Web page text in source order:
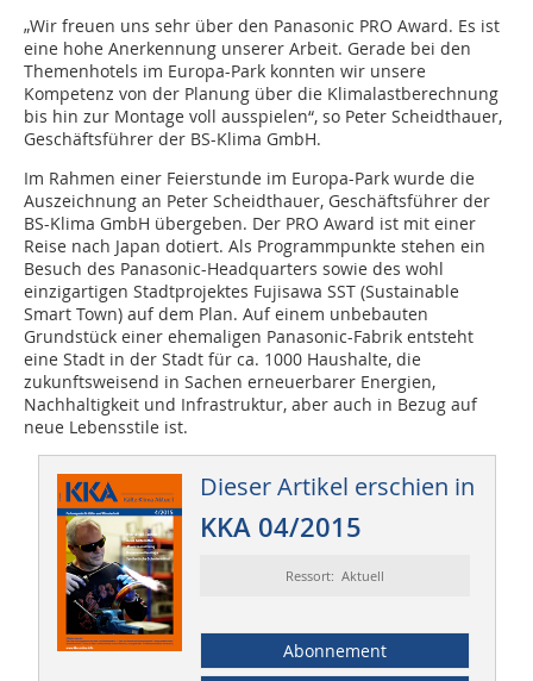
„Wir freuen uns sehr über den Panasonic PRO Award. Es ist
eine hohe Anerkennung unserer Arbeit. Gerade bei den
Themenhotels im Europa-Park konnten wir unsere
Kompetenz von der Planung über die Klimalastberechnung
bis hin zur Montage voll ausspielen“, so Peter Scheidthauer,
Geschäftsführer der BS-Klima GmbH.
Im Rahmen einer Feierstunde im Europa-Park wurde die
Auszeichnung an Peter Scheidthauer, Geschäftsführer der
BS-Klima GmbH übergeben. Der PRO Award ist mit einer
Reise nach Japan dotiert. Als Programmpunkte stehen ein
Besuch des Panasonic-Headquarters sowie des wohl
einzigartigen Stadtprojektes Fujisawa SST (Sustainable
Smart Town) auf dem Plan. Auf einem unbebauten
Grundstück einer ehemaligen Panasonic-Fabrik entsteht
eine Stadt in der Stadt für ca. 1000 Haushalte, die
zukunftsweisend in Sachen erneuerbarer Energien,
Nachhaltigkeit und Infrastruktur, aber auch in Bezug auf
neue Lebensstile ist.
Dieser Artikel erschien in
KKA 04/2015
Ressort: Aktuell
Abonnement